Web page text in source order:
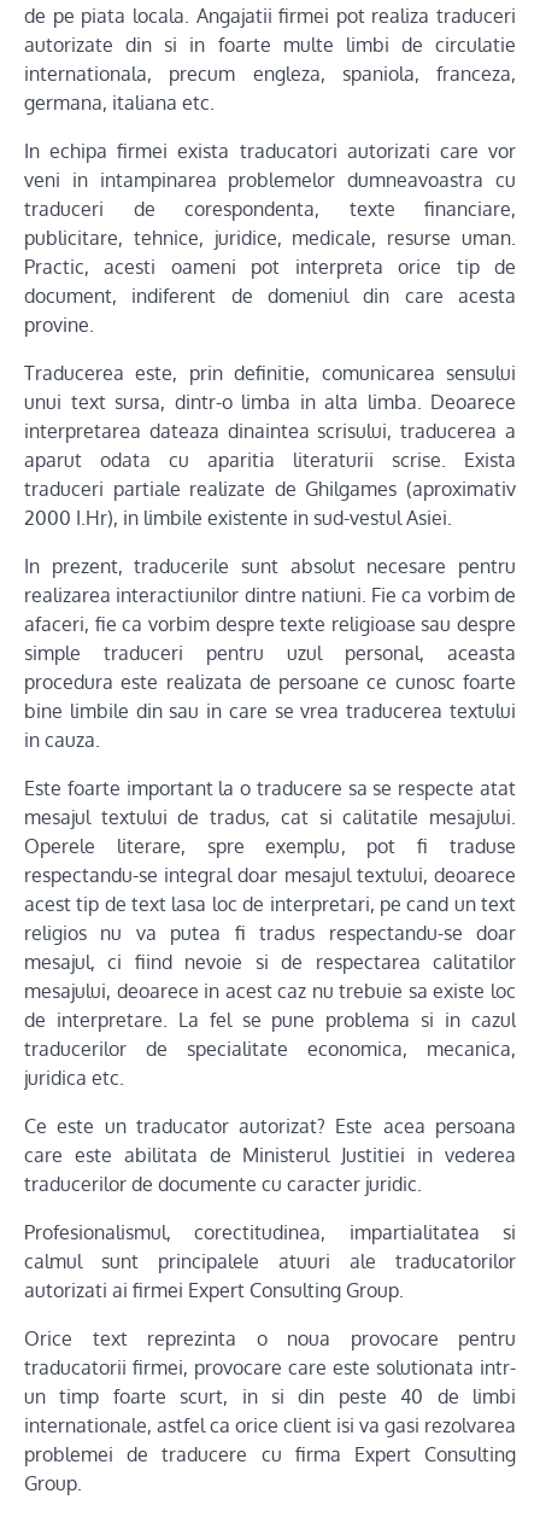
de pe piata locala. Angajatii firmei pot realiza traduceri
autorizate din si in foarte multe limbi de circulatie
internationala, precum engleza, spaniola, franceza,
germana, italiana etc.
In echipa firmei exista traducatori autorizati care vor
veni in intampinarea problemelor dumneavoastra cu
traduceri de corespondenta, texte financiare,
publicitare, tehnice, juridice, medicale, resurse uman.
Practic, acesti oameni pot interpreta orice tip de
document, indiferent de domeniul din care acesta
provine.
Traducerea este, prin definitie, comunicarea sensului
unui text sursa, dintr-o limba in alta limba. Deoarece
interpretarea dateaza dinaintea scrisului, traducerea a
aparut odata cu aparitia literaturii scrise. Exista
traduceri partiale realizate de Ghilgames (aproximativ
2000 I.Hr), in limbile existente in sud-vestul Asiei.
In prezent, traducerile sunt absolut necesare pentru
realizarea interactiunilor dintre natiuni. Fie ca vorbim de
afaceri, fie ca vorbim despre texte religioase sau despre
simple traduceri pentru uzul personal, aceasta
procedura este realizata de persoane ce cunosc foarte
bine limbile din sau in care se vrea traducerea textului
in cauza.
Este foarte important la o traducere sa se respecte atat
mesajul textului de tradus, cat si calitatile mesajului.
Operele literare, spre exemplu, pot fi traduse
respectandu-se integral doar mesajul textului, deoarece
acest tip de text lasa loc de interpretari, pe cand un text
religios nu va putea fi tradus respectandu-se doar
mesajul, ci fiind nevoie si de respectarea calitatilor
mesajului, deoarece in acest caz nu trebuie sa existe loc
de interpretare. La fel se pune problema si in cazul
traducerilor de specialitate economica, mecanica,
juridica etc.
Ce este un traducator autorizat? Este acea persoana
care este abilitata de Ministerul Justitiei in vederea
traducerilor de documente cu caracter juridic.
Profesionalismul, corectitudinea, impartialitatea si
calmul sunt principalele atuuri ale traducatorilor
autorizati ai firmei Expert Consulting Group.
Orice text reprezinta o noua provocare pentru
traducatorii firmei, provocare care este solutionata intr-
un timp foarte scurt, in si din peste 40 de limbi
internationale, astfel ca orice client isi va gasi rezolvarea
problemei de traducere cu firma Expert Consulting
Group.